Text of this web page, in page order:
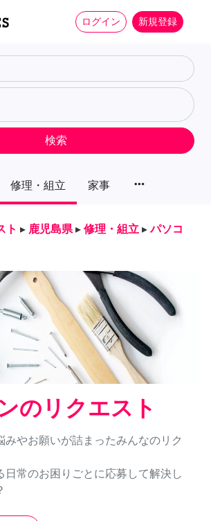
ログイン 新規登録
修理・組立 家事 more_horiz
検索
ト ▸ 鹿児島県 ▸ 修理・組立 ▸ パソコ
のリクエスト
みやお願いが詰まったみんなのリク
日常のお困りごとに応募して解決し